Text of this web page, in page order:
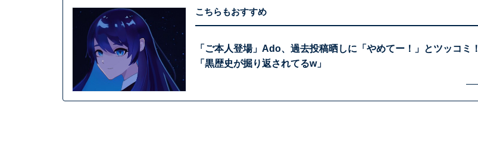
こちらもおすすめ
「ご本人登場」Ado、過去投稿晒しに「やめてー！」とツッコミ！
「黒歴史が掘り返されてるw」